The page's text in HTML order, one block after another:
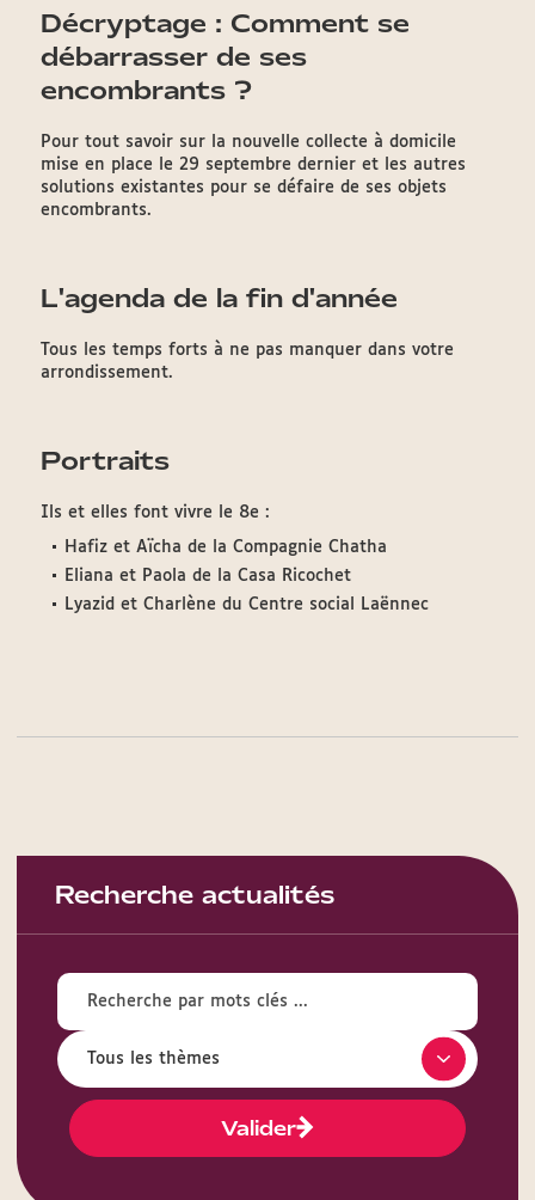
Décryptage : Comment se
débarrasser de ses
encombrants ?
Pour tout savoir sur la nouvelle collecte à domicile
mise en place le 29 septembre dernier et les autres
solutions existantes pour se défaire de ses objets
encombrants.
L'agenda de la fin d'année
Tous les temps forts à ne pas manquer dans votre
arrondissement.
Portraits
Ils et elles font vivre le 8e :
Hafiz et Aïcha de la Compagnie Chatha
Eliana et Paola de la Casa Ricochet
Lyazid et Charlène du Centre social Laënnec
Recherche actualités
Valider